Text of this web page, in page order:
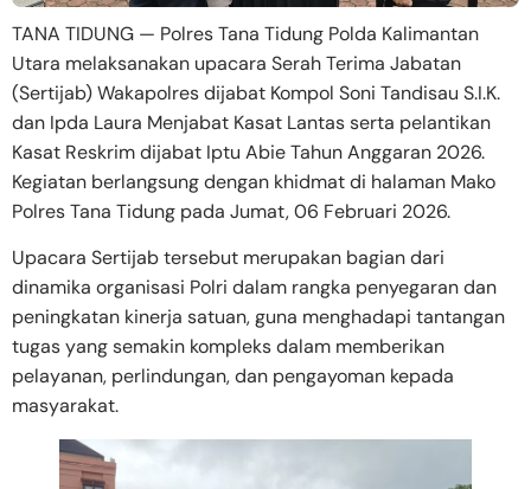
TANA TIDUNG — Polres Tana Tidung Polda Kalimantan
Utara melaksanakan upacara Serah Terima Jabatan
(Sertijab) Wakapolres dijabat Kompol Soni Tandisau S.I.K.
dan Ipda Laura Menjabat Kasat Lantas serta pelantikan
Kasat Reskrim dijabat Iptu Abie Tahun Anggaran 2026.
Kegiatan berlangsung dengan khidmat di halaman Mako
Polres Tana Tidung pada Jumat, 06 Februari 2026.
Upacara Sertijab tersebut merupakan bagian dari
dinamika organisasi Polri dalam rangka penyegaran dan
peningkatan kinerja satuan, guna menghadapi tantangan
tugas yang semakin kompleks dalam memberikan
pelayanan, perlindungan, dan pengayoman kepada
masyarakat.